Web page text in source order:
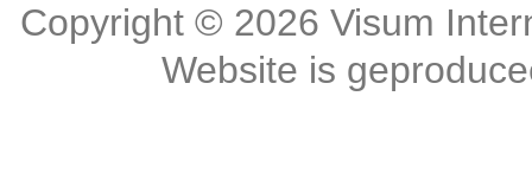
Copyright © 2026 Visum
Website is